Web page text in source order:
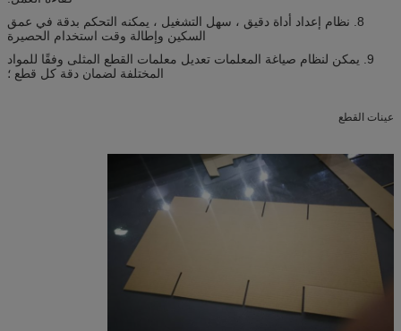
8. نظام إعداد أداة دقيق ، سهل التشغيل ، يمكنه التحكم بدقة في عمق
السكين وإطالة وقت استخدام الحصيرة
9. يمكن لنظام صياغة المعلمات تعديل معلمات القطع المثلى وفقًا للمواد
المختلفة لضمان دقة كل قطع ؛
عينات القطع